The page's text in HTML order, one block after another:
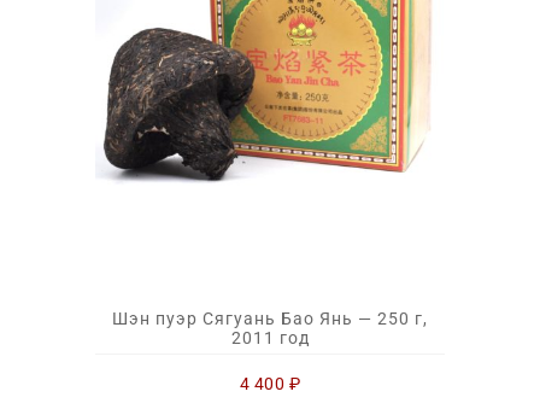
Шэн пуэр Сягуань Бао Янь — 250 г,
2011 год
4 400 ₽